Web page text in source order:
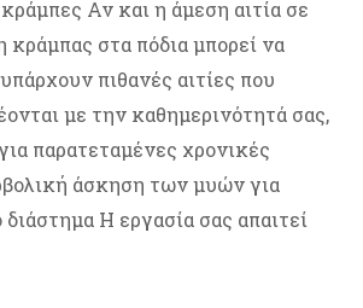
Αν και η άμεση αιτία σε
κράμπας στα πόδια μπορεί να
πιθανές αιτίες που
με την καθημερινότητά σας,
παρατεταμένες χρονικές
άσκηση των μυών για
Η εργασία σας απαιτεί